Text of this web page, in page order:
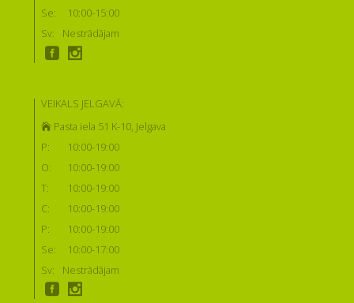
Se:
10:00-15:00
Sv:
Nestrādājam
VEIKALS JELGAVĀ:
Pasta iela 51 K-10, Jelgava
P:
10:00-19:00
O:
10:00-19:00
T:
10:00-19:00
C:
10:00-19:00
P:
10:00-19:00
Se:
10:00-17:00
Sv:
Nestrādājam